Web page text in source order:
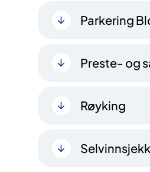
Parkering
Preste- og
Røyking